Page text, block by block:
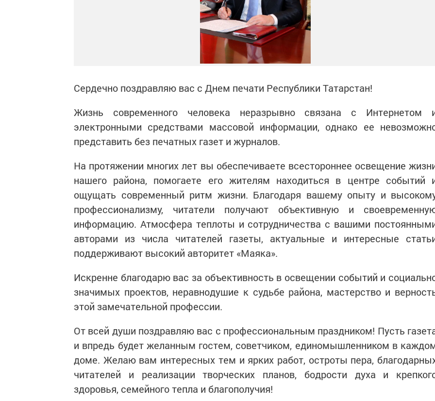
Сердечно поздравляю вас с Днем печати Республики Татарстан!
Жизнь современного человека неразрывно связана с Интернетом
электронными средствами массовой информации, однако ее
представить без печатных газет и журналов.
На протяжении многих лет вы обеспечиваете всестороннее освещение
нашего района, помогаете его жителям находиться в центре событий
ощущать современный ритм жизни. Благодаря вашему опыту и
профессионализму, читатели получают объективную и
информацию. Атмосфера теплоты и сотрудничества с вашими
авторами из числа читателей газеты, актуальные и интересные
поддерживают высокий авторитет «Маяка».
Искренне благодарю вас за объективность в освещении событий и
значимых проектов, неравнодушие к судьбе района, мастерство и
этой замечательной профессии.
От всей души поздравляю вас с профессиональным праздником! Пусть
и впредь будет желанным гостем, советчиком, единомышленником в
доме. Желаю вам интересных тем и ярких работ, остроты пера,
читателей и реализации творческих планов, бодрости духа и
здоровья, семейного тепла и благополучия!